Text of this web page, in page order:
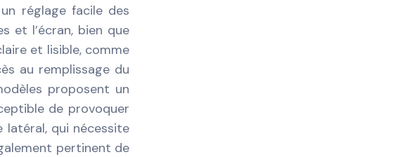
réglage facile des
et l’écran, bien que
et lisible, comme
au remplissage du
proposent un
de provoquer
latéral, qui nécessite
pertinent de